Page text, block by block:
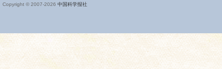
Copyright © 2007-2026 中国科学报社